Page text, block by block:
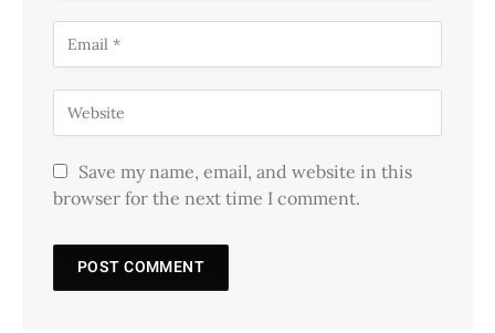
Save my name, email, and website in this
browser for the next time I comment.